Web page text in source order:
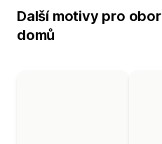
Další motivy pro obor
domů